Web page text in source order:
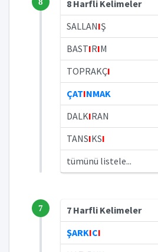
8 Harfli Kelimeler
SALLANIŞ
BASTIRIM
TOPRAKÇI
ÇATINMAK
DALKIRAN
TANSIKSI
tümünü listele...
7
7 Harfli Kelimeler
ŞARKICI